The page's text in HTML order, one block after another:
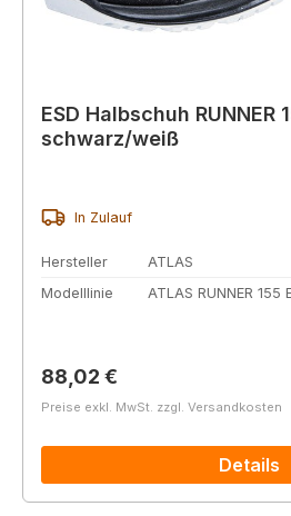
ESD Halbschuh RUNNER
schwarz/weiß
In Zulauf
Hersteller
ATLAS
Modelllinie
ATLAS RUNNER 155
Regulärer Preis:
88,02 €
Preise exkl. MwSt. zzgl. Versandkosten
Details